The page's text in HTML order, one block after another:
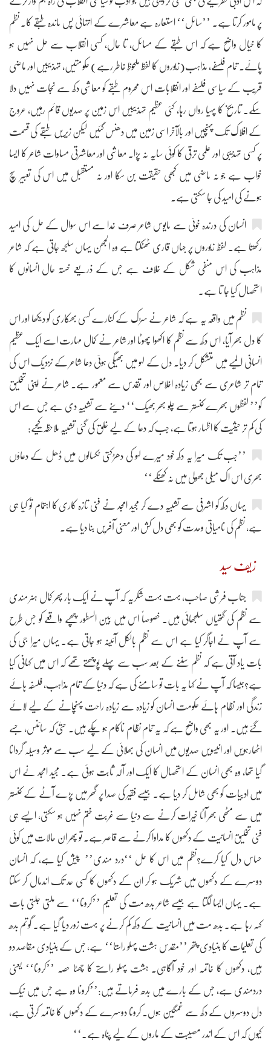
پر مامور کرتا ہے۔ ’’سائل‘‘ استعارہ ہے معاشرے کے انتہائی پس ماندہ طبقے کا۔ نظم
کا خیال واضح ہے کہ اس طبقے کے مسائل، تا حال، کسی انقلاب سے حل نہیں ہو
پائے۔ تمام فلسفے، مذاہب(زبوروں کا لفظ ملحوظِ خاطر رہے) حکومتیں، تہذیبیں اور ماضی
قریب کے سیاسی فلسفے اور انقلابات اس محروم طبقے کو معاشی دکھ سے نجات نہیں دلا
سکے۔ تاریخ کا پہیا رواں رہا، کئی عظیم تہذیبیں اس زمین پر صدیوں قائم رہیں، عروج
کے افلاک تک پہنچیں اور بالآخر اسی زمین میں دھنس گئیں لیکن زیریں طبقے کی قسمت
پر کسی تہذیبی اور علمی ترقی کا کوئی سایہ نہ پڑا۔ معاشی اور معاشرتی مساوات شاعر کا ایسا
خواب ہے جو نہ ماضی میں کبھی حقیقت بن سکا اور نہ مستقبل میں اس کی تعبیر سچ
ہونے کی امید کی جا سکتی ہے۔
انسان کی درندہ خوئی سے مایوس شاعر صرف خدا سے اس سوال کے حل کی امید
رکھتا ہے۔ لفظ زبوروں پر جہاں قاری ٹھٹکتا ہے وہ الجھن یہاں سلجھ جاتی ہے کہ شاعر
مذاہب کی اس منفی شکل کے خلاف ہے جس کے ذریعے خستہ حال انسانوں کا
استحصال کیا جا تا ہے۔
نظم میں واقعہ یہ ہے کہ شاعر نے سڑک کے کنارے کسی بھکاری کو دیکھا اور اس
کا دل بھر آیا، اس دکھ سے نظم کا اکھوا پھوٹا اور شاعر نے کمال مہارت اسے ایک عظیم
انسانی المیے میں متشکل کر دیا۔ دل کے لہو میں بھیگی ہوئی دعا شاعر کے نزدیک اس کی
تمام تر شاعری سے بھی زیادہ اخلاص اور تقدس سے معمور ہے۔ شاعر نے اپنی تخلیق
کو’’ لفظوں بھرے کنستر سے چلو بھر بھیک‘‘ دینے سے تشبیہ دی ہے جس سے اس
کی کم تر حیثیت کا اظہار ہوتا ہے، جب کہ دعا کے لیے خلق کی گئی تشبیہ ملاحظہ کیجیے:
’’جب تک میرا یہ دکھ خود میرے لہو کی دھڑکتی ٹکسالوں میں ڈھل کے دعاؤں
بھری اس اک میلی جھولی میں نہ کھنکے‘‘
یہاں دکھ کو اشرفی سے تشبیہ دے کر مجید امجد نے فنی تازہ کاری کا اہتمام تو کیا ہی
ہے، نظم کی نامیاتی وحدت کو بھی دل کش اور معنی آفریں بنا دیا ہے۔
زیف سید
جناب فرشی صاحب، بہت بہت شکریہ کہ آپ نے ایک بار پھر کمال ہنر مندی
سے نظم کی گتھیاں سلجھائی ہیں۔ خصوصاً اس میں بین السطور چھپے واقعے کو جس طرح
سے آپ نے اجاگر کیا ہے اس سے نظم بالکل آئینہ ہو جاتی ہے۔ یہاں میرا جی کی
بات یاد آتی ہے کہ نظم سننے کے بعد سب سے پہلے پوچھتے تھے کہ اس میں کہانی کیا
ہے؟جیسا کہ آپ نے کہا یہ بات تو سامنے کی ہے کہ دنیا کے تمام مذاہب، فلسفہ ہائے
زندگی اور نظام ہائے حکومت انسان کو زیادہ سے زیادہ راحت پہنچانے کے لیے لائے
گئے ہیں۔ اور یہ بھی واضح ہے کہ یہ تمام نظام ناکام ہو چکے ہیں۔ حتیٰ کہ سائنس، جسے
اٹھارہویں اور انیسویں صدیوں میں انسان کی بھلائی کے لیے سب سے موثر وسیلہ گردانا
گیا تھا، وہ بھی انسان کے استحصال کا ایک اور آلہ ثابت ہوئی ہے۔ مجید امجد نے اس
میں ادبیات کو بھی شامل کر دیا ہے۔ جیسے فقیر کی صدا پر گھر میں پڑے آٹے کے کنستر
میں سے مٹھی بھر آٹا خیرات کرنے سے دنیا سے غربت ختم نہیں ہو سکتی، ایسے ہی
فنی تخلیق انسانیت کے دکھوں کا مداوا کرنے سے قاصر ہے۔ تو پھر ان حالات میں کوئی
حساس دل کیا کرے؟نظم میں اس کا حل ‘‘درد مندی’’ پیش کیا ہے، کہ انسان
دوسرے کے دکھوں میں شریک ہو کر ان کے دکھوں کا کسی حد تک اندمال کر سکتا
ہے۔ یہاں ایسا لگتا ہے جیسے شاعر بدھ مت کی تعلیم ’’کرونا‘‘ سے ملتی جلتی بات
کہہ رہا ہے۔ بدھ مت میں انسانیت کے دکھ کم کرنے پر بہت زور دیا گیا ہے۔ گوتم بدھ
کی تعلیمات کا بنیادی پتھر ’’مقدس ہشت پہلو راستا‘‘ ہے، جس کے بنیادی مقاصد دو
ہیں، دکھوں کا خاتمہ اور خود آگاہی۔ ہشت پہلو راستے کا چھٹا حصہ ’’کرونا‘‘ یعنی
دردمندی ہے، جس کے بارے میں بدھ فرماتے ہیں:’’کرونا وہ ہے جس میں نیک
دل دوسروں کے دکھ سے غمگین ہوں۔ کرونا دوسرے کے دکھوں کا خاتمہ کرتی ہے،
کیوں کہ اس کے اندر مصیبت کے ماروں کے لیے پناہ ہے۔‘‘